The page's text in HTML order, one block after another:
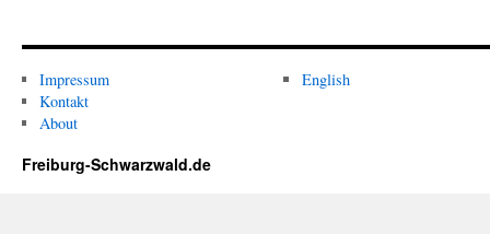
Impressum
Kontakt
About
English
Freiburg-Schwarzwald.de